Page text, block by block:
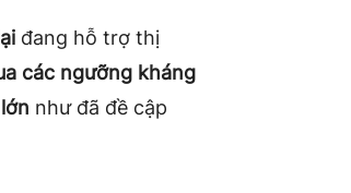
đang hỗ trợ thị
các ngưỡng kháng
như đã đề cập